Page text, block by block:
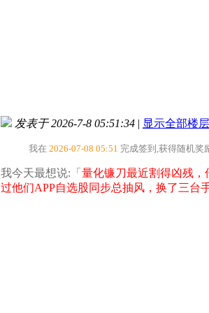
发表于 2026-7-8 05:51:34 | 显示全部楼层
我在 2026-07-08 05:51 完成签到,获得随机奖
我今天最想说:「 量化镰刀最近割得凶残
过他们APP自选股同步总抽风，换了三台